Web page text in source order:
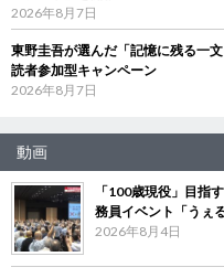
2026年8月7日
東野圭吾が選んだ「記憶に残る一
読者参加型キャンペーン
2026年8月7日
動画
「100歳現役」目指
務員イベント「うぇ
2026年8月4日